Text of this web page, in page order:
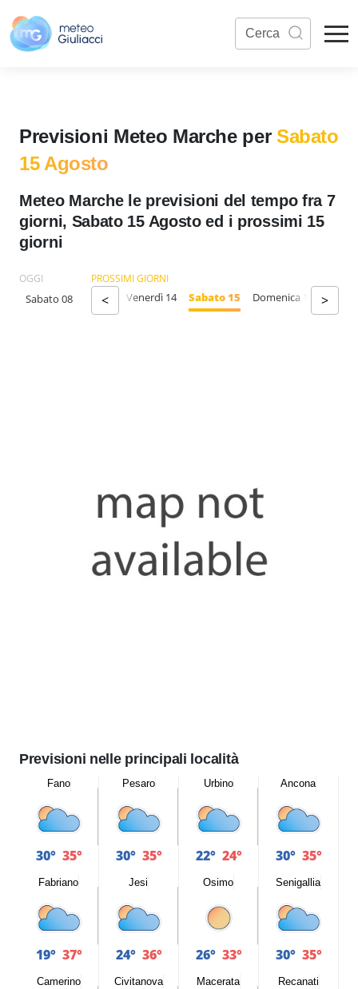
Previsioni Meteo Marche per Sabato
15 Agosto
Meteo Marche le previsioni del tempo fra 7
giorni, Sabato 15 Agosto ed i prossimi 15
giorni
OGGI
Sabato 08
PROSSIMI GIORNI
<
12 Giovedì 13 Venerdì 14 Sabato 15 Domenica 16 >
Previsioni nelle principali località
Fano
30° 35°
Pesaro
30° 35°
Urbino
22° 24°
Ancona
30° 35°
Fabriano
19° 37°
Jesi
24° 36°
Osimo
26° 33°
Senigallia
30° 35°
Camerino Civitanova Macerata Recanati